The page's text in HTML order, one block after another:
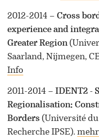
2012-2014 – Cross
experience and
Greater Region
Saarland, Nijmegen,
Info
2011-2014 – IDENT2 -
Regionalisation:
Borders (Université
Recherche IPSE).